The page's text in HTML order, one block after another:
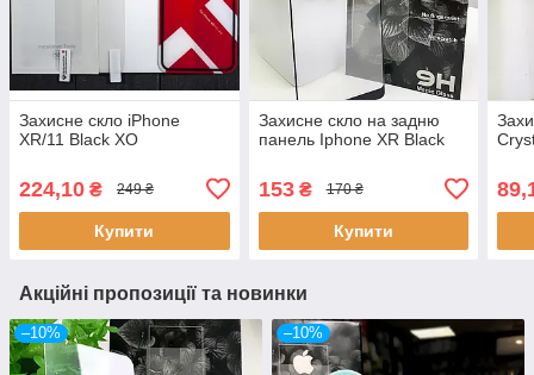
Захисне скло iPhone
XR/11 Black XO
224,10 ₴ 249 ₴
Купити
Захисне скло на задню
панель Iphone XR Black
153₴ 170 ₴
Купити
Акційні пропозиції та новинки
–10% –10%